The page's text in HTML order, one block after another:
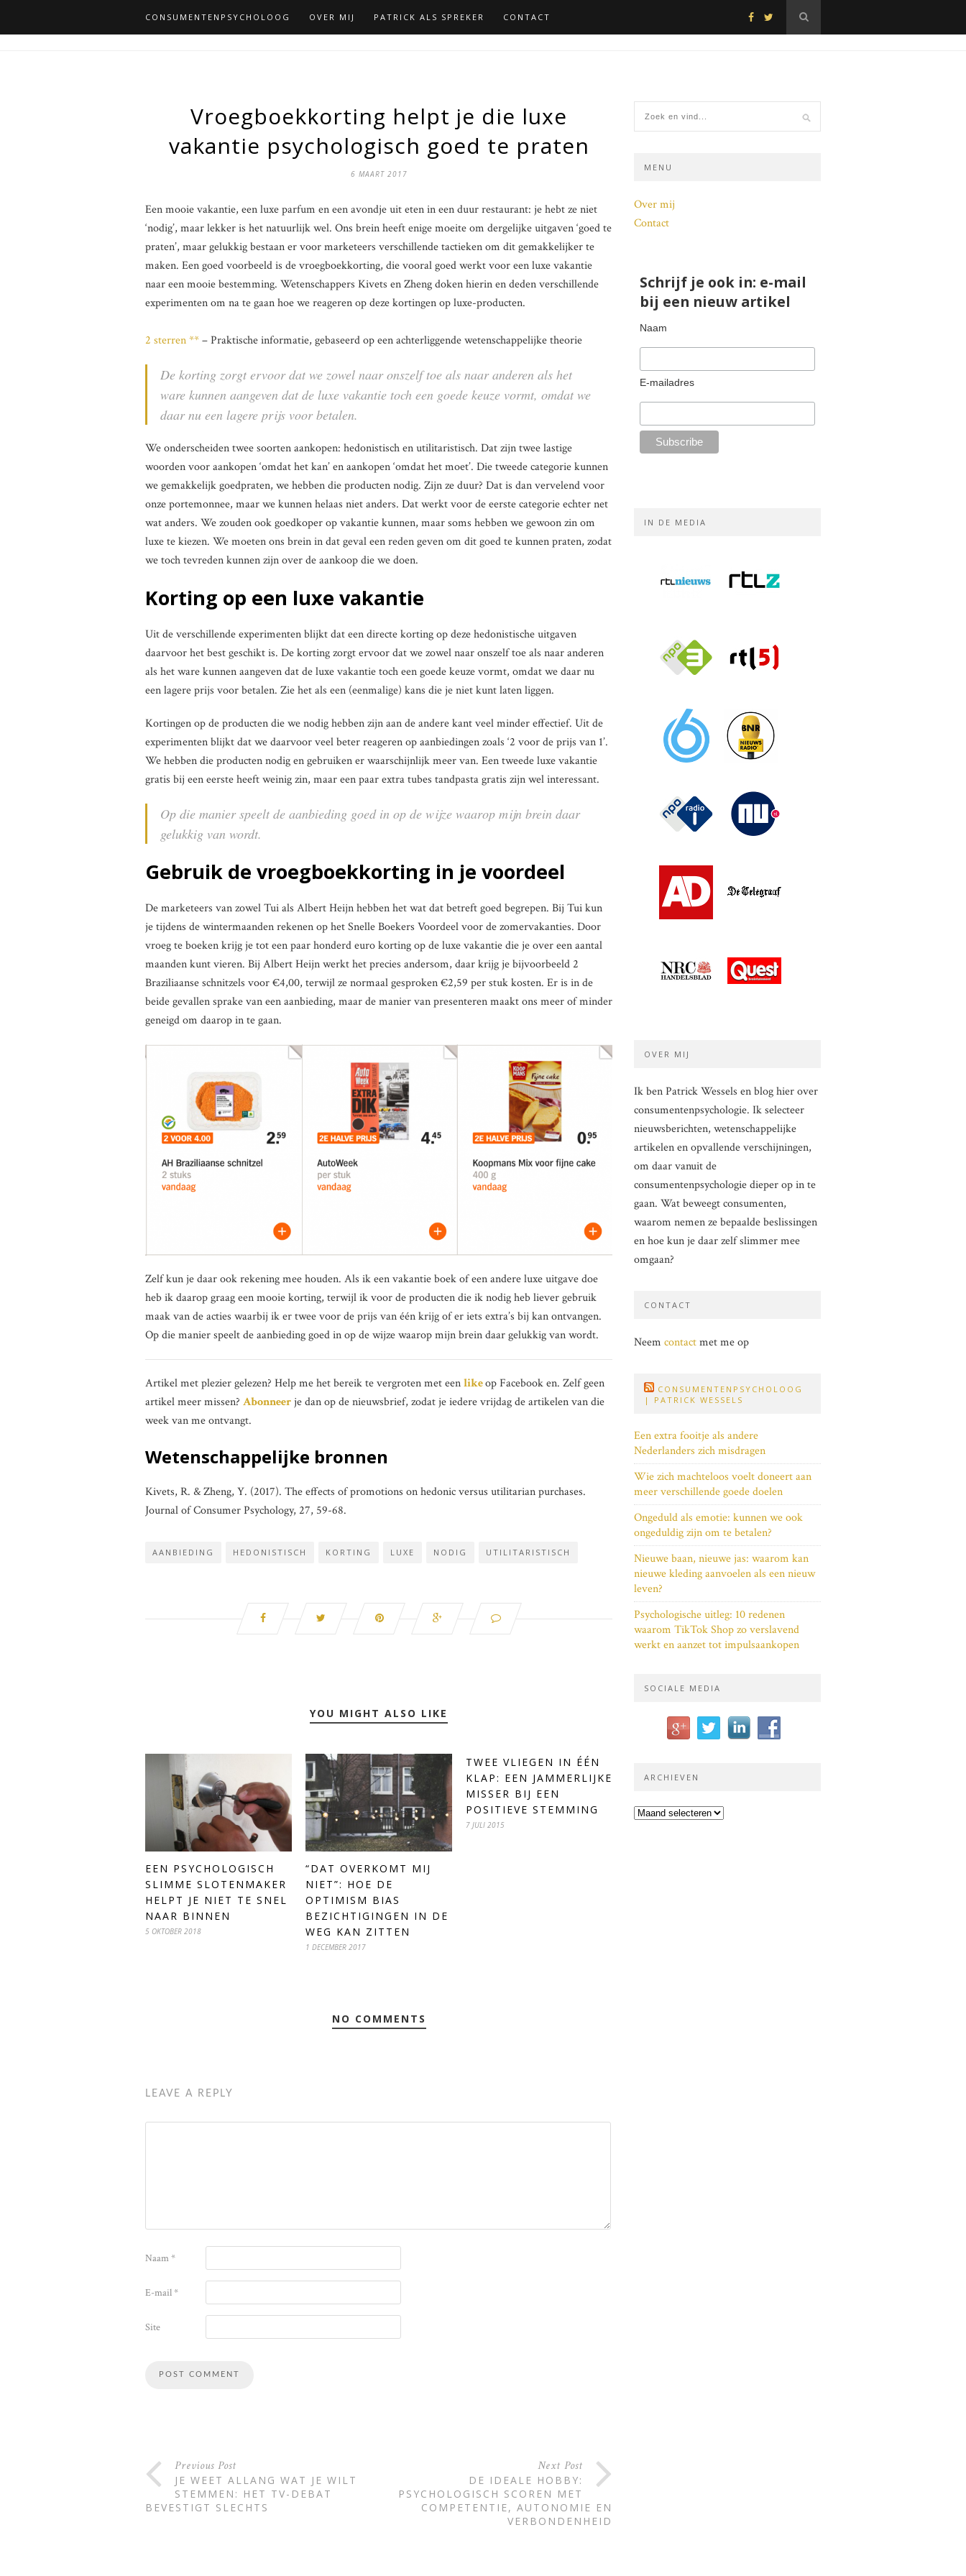
CONSUMENTENPSYCHOLOOG OVER MIJ PATRICK ALS SPREKER CONTACT
Vroegboekkorting helpt je die luxe
vakantie psychologisch goed te praten
6 MAART 2017
Een mooie vakantie, een luxe parfum en een avondje uit eten in een duur restaurant: je hebt ze niet
‘nodig’, maar lekker is het natuurlijk wel. Ons brein heeft enige moeite om dergelijke uitgaven ‘goed te
praten’, maar gelukkig bestaan er voor marketeers verschillende tactieken om dit gemakkelijker te
maken. Een goed voorbeeld is de vroegboekkorting, die vooral goed werkt voor een luxe vakantie
naar een mooie bestemming. Wetenschappers Kivets en Zheng doken hierin en deden verschillende
experimenten om na te gaan hoe we reageren op deze kortingen op luxe-producten.
2 sterren **– Praktische informatie, gebaseerd op een achterliggende wetenschappelijke theorie
De korting zorgt ervoor dat we zowel naar onszelf toe als naar anderen als het
ware kunnen aangeven dat de luxe vakantie toch een goede keuze vormt, omdat we
daar nu een lagere prijs voor betalen.
We onderscheiden twee soorten aankopen: hedonistisch en utilitaristisch. Dat zijn twee lastige
woorden voor aankopen ‘omdat het kan’ en aankopen ‘omdat het moet’. Die tweede categorie kunnen
we gemakkelijk goedpraten, we hebben die producten nodig. Zijn ze duur? Dat is dan vervelend voor
onze portemonnee, maar we kunnen helaas niet anders. Dat werkt voor de eerste categorie echter net
wat anders. We zouden ook goedkoper op vakantie kunnen, maar soms hebben we gewoon zin om
luxe te kiezen. We moeten ons brein in dat geval een reden geven om dit goed te kunnen praten, zodat
we toch tevreden kunnen zijn over de aankoop die we doen.
Korting op een luxe vakantie
Uit de verschillende experimenten blijkt dat een directe korting op deze hedonistische uitgaven
daarvoor het best geschikt is. De korting zorgt ervoor dat we zowel naar onszelf toe als naar anderen
als het ware kunnen aangeven dat de luxe vakantie toch een goede keuze vormt, omdat we daar nu
een lagere prijs voor betalen. Zie het als een (eenmalige) kans die je niet kunt laten liggen.
Kortingen op de producten die we nodig hebben zijn aan de andere kant veel minder effectief. Uit de
experimenten blijkt dat we daarvoor veel beter reageren op aanbiedingen zoals ‘2 voor de prijs van 1’.
We hebben die producten nodig en gebruiken er waarschijnlijk meer van. Een tweede luxe vakantie
gratis bij een eerste heeft weinig zin, maar een paar extra tubes tandpasta gratis zijn wel interessant.
Op die manier speelt de aanbieding goed in op de wijze waarop mijn brein daar
gelukkig van wordt.
Gebruik de vroegboekkorting in je voordeel
De marketeers van zowel Tui als Albert Heijn hebben het wat dat betreft goed begrepen. Bij Tui kun
je tijdens de wintermaanden rekenen op het Snelle Boekers Voordeel voor de zomervakanties. Door
vroeg te boeken krijg je tot een paar honderd euro korting op de luxe vakantie die je over een aantal
maanden kunt vieren. Bij Albert Heijn werkt het precies andersom, daar krijg je bijvoorbeeld 2
Braziliaanse schnitzels voor €4,00, terwijl ze normaal gesproken €2,59 per stuk kosten. Er is in de
beide gevallen sprake van een aanbieding, maar de manier van presenteren maakt ons meer of minder
geneigd om daarop in te gaan.
Zelf kun je daar ook rekening mee houden. Als ik een vakantie boek of een andere luxe uitgave doe
heb ik daarop graag een mooie korting, terwijl ik voor de producten die ik nodig heb liever gebruik
maak van de acties waarbij ik er twee voor de prijs van één krijg of er iets extra’s bij kan ontvangen.
Op die manier speelt de aanbieding goed in op de wijze waarop mijn brein daar gelukkig van wordt.
Artikel met plezier gelezen? Help me het bereik te vergroten met eenlikeop Facebook en. Zelf geen
artikel meer missen? Abonneerje dan op de nieuwsbrief, zodat je iedere vrijdag de artikelen van die
week van me ontvangt.
Wetenschappelijke bronnen
Kivets, R. & Zheng, Y. (2017). The effects of promotions on hedonic versus utilitarian purchases.
Journal of Consumer Psychology, 27, 59-68.
AANBIEDING HEDONISTISCH KORTING LUXE NODIG UTILITARISTISCH
YOU MIGHT ALSO LIKE
EEN PSYCHOLOGISCH
SLIMME SLOTENMAKER
HELPT JE NIET TE SNEL
NAAR BINNEN
5 OKTOBER 2018
“DAT OVERKOMT MIJ
NIET”: HOE DE
OPTIMISM BIAS
BEZICHTIGINGEN IN DE
WEG KAN ZITTEN
1 DECEMBER 2017
TWEE VLIEGEN IN ÉÉN
KLAP: EEN JAMMERLIJKE
MISSER BIJ EEN
POSITIEVE STEMMING
7 JULI 2015
NO COMMENTS
LEAVE A REPLY
Naam*
E-mail*
Site
Previous Post
JE WEET ALLANG WAT JE WILT
STEMMEN: HET TV-DEBAT
BEVESTIGT SLECHTS
Next Post
DE IDEALE HOBBY:
PSYCHOLOGISCH SCOREN MET
COMPETENTIE, AUTONOMIE EN
VERBONDENHEID
MENU
Over mij
Contact
Schrijf je ook in: e-mail
bij een nieuw artikel
Naam
E-mailadres
IN DE MEDIA
OVER MIJ
Ik ben Patrick Wessels en blog hier over
consumentenpsychologie. Ik selecteer
nieuwsberichten, wetenschappelijke
artikelen en opvallende verschijningen,
om daar vanuit de
consumentenpsychologie dieper op in te
gaan. Wat beweegt consumenten,
waarom nemen ze bepaalde beslissingen
en hoe kun je daar zelf slimmer mee
omgaan?
CONTACT
Neem contactmet me op
CONSUMENTENPSYCHOLOOG
| PATRICK WESSELS
Een extra fooitje als andere
Nederlanders zich misdragen
Wie zich machteloos voelt doneert aan
meer verschillende goede doelen
Ongeduld als emotie: kunnen we ook
ongeduldig zijn om te betalen?
Nieuwe baan, nieuwe jas: waarom kan
nieuwe kleding aanvoelen als een nieuw
leven?
Psychologische uitleg: 10 redenen
waarom TikTok Shop zo verslavend
werkt en aanzet tot impulsaankopen
SOCIALE MEDIA
ARCHIEVEN
Archieven